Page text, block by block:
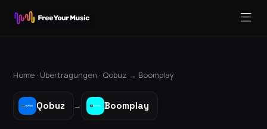
Home · Übertragungen · Qobuz → Boomplay
Qobuz → Boomplay